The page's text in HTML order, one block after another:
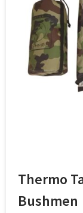
Thermo
Bushmen